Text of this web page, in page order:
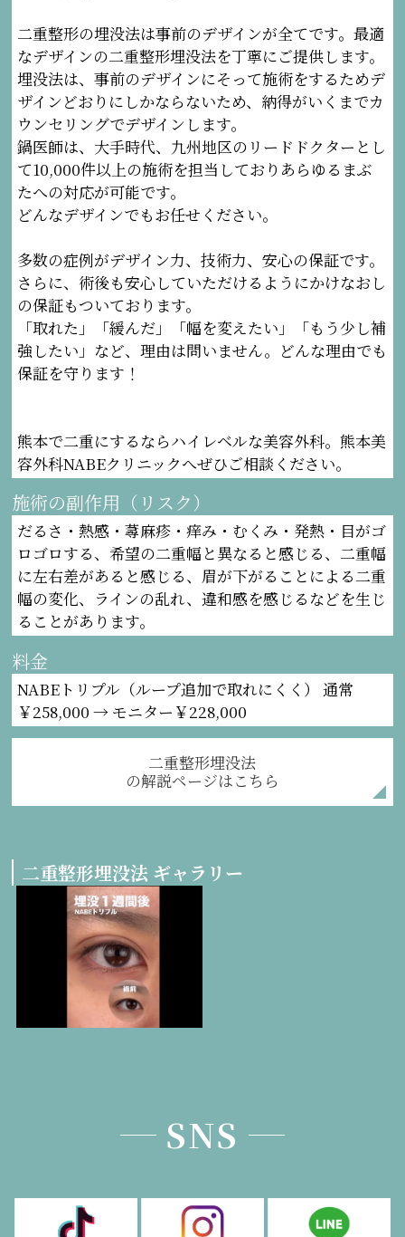
二重整形の埋没法は事前のデザインが全てです。最適
なデザインの二重整形埋没法を丁寧にご提供します。
埋没法は、事前のデザインにそって施術をするためデ
ザインどおりにしかならないため、納得がいくまでカ
ウンセリングでデザインします。
鍋医師は、大手時代、九州地区のリードドクターとし
て10,000件以上の施術を担当しておりあらゆるまぶ
たへの対応が可能です。
どんなデザインでもお任せください。
多数の症例がデザイン力、技術力、安心の保証です。
さらに、術後も安心していただけるようにかけなおし
の保証もついております。
「取れた」「緩んだ」「幅を変えたい」「もう少し補
強したい」など、理由は問いません。どんな理由でも
保証を守ります！
熊本で二重にするならハイレベルな美容外科。熊本美
容外科NABEクリニックへぜひご相談ください。
施術の副作用（リスク）
だるさ・熱感・蕁麻疹・痒み・むくみ・発熱・目がゴ
ロゴロする、希望の二重幅と異なると感じる、二重幅
に左右差があると感じる、眉が下がることによる二重
幅の変化、ラインの乱れ、違和感を感じるなどを生じ
ることがあります。
料金
NABEトリプル（ループ追加で取れにくく） 通常
￥258,000 → モニター￥228,000
二重整形埋没法
の解説ページはこちら
二重整形埋没法 ギャラリー
SNS